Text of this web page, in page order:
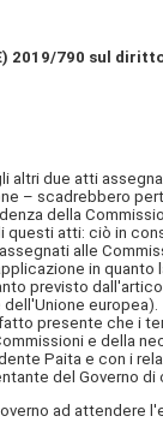
790 sul
due atti
– scadrebbero
della
atti: ciò in
alle
in
previsto
europea).
presente che i
e della
Paita e con i
del Governo
ad attendere